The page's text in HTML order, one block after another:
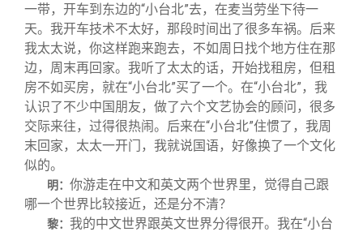
一带，开车到东边的“小台北”去，在麦当劳坐下待一
天。我开车技术不太好，那段时间出了很多车祸。后来
我太太说，你这样跑来跑去，不如周日找个地方住在那
边，周末再回家。我听了太太的话，开始找租房，但租
房不如买房，就在“小台北”买了一个。在“小台北”，我
认识了不少中国朋友，做了六个文艺协会的顾问，很多
交际来往，过得很热闹。后来在“小台北”住惯了，我周
末回家，太太一开门，我就说国语，好像换了一个文化
似的。
明： 你游走在中文和英文两个世界里，觉得自己跟
哪一个世界比较接近，还是分不清？
黎： 我的中文世界跟英文世界分得很开。我在“小台